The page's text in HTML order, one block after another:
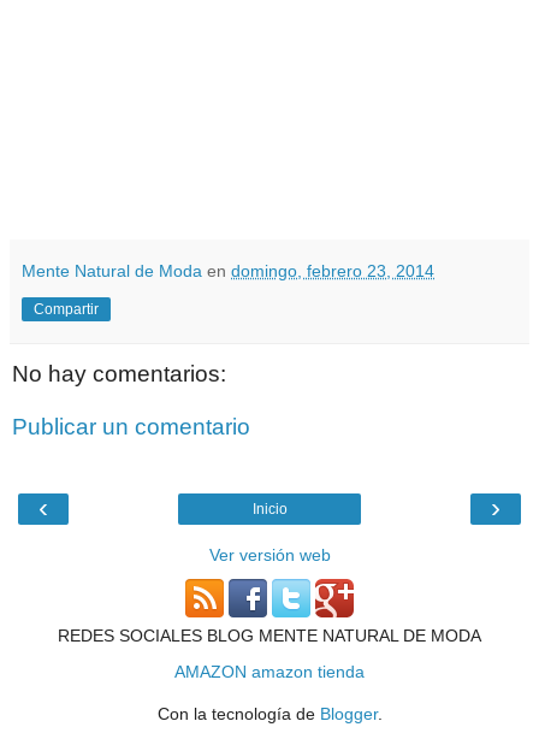
Mente Natural de Moda en domingo, febrero 23, 2014
Compartir
No hay comentarios:
Publicar un comentario
‹ ›
Inicio
Ver versión web
REDES SOCIALES BLOG MENTE NATURAL DE MODA
AMAZON amazon tienda
Con la tecnología de Blogger.